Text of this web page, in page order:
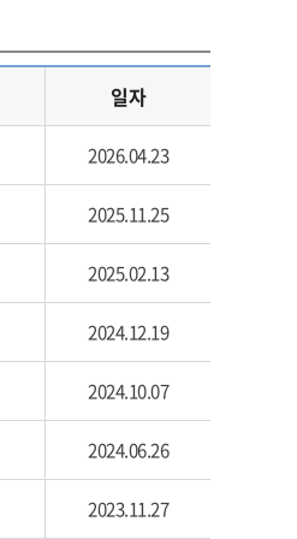
일자
2026.04.23
2025.11.25
2025.02.13
2024.12.19
2024.10.07
2024.06.26
2023.11.27